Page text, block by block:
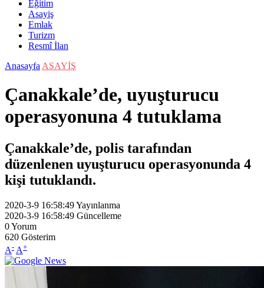
Eğitim
Asayiş
Emlak
Turizm
Resmî İlan
Anasayfa ASAYİŞ
Çanakkale’de, uyuşturucu
operasyonuna 4 tutuklama
Çanakkale’de, polis tarafından
düzenlenen uyuşturucu operasyonunda 4
kişi tutuklandı.
2020-3-9 16:58:49Yayınlanma
2020-3-9 16:58:49 Güncelleme
0Yorum
620 Gösterim
A- A+